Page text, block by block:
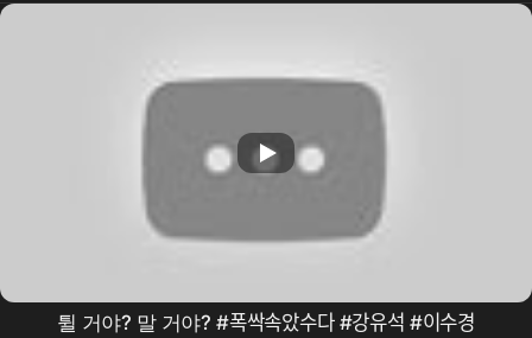
튈 거야? 말 거야? #폭싹속았수다 #강유석 #이수경